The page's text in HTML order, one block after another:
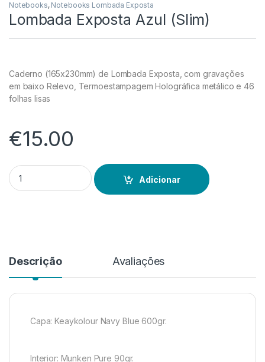
Notebooks, Notebooks Lombada Exposta
Lombada Exposta Azul (Slim)
Caderno (165x230mm) de Lombada Exposta, com gravações
em baixo Relevo, Termoestampagem Holográfica metálico e 46
folhas lisas
€15.00
Quantidade de Lombada Exposta Azul (Slim)
Adicionar
Descrição Avaliações
Capa: Keaykolour Navy Blue 600gr.
Interior: Munken Pure 90gr.